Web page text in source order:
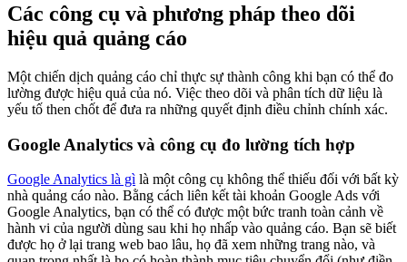
Các công cụ và phương pháp theo dõi
hiệu quả quảng cáo
Một chiến dịch quảng cáo chỉ thực sự thành công khi bạn có thể đo
lường được hiệu quả của nó. Việc theo dõi và phân tích dữ liệu là
yếu tố then chốt để đưa ra những quyết định điều chỉnh chính xác.
Google Analytics và công cụ đo lường tích hợp
Google Analytics là gì là một công cụ không thể thiếu đối với bất kỳ
nhà quảng cáo nào. Bằng cách liên kết tài khoản Google Ads với
Google Analytics, bạn có thể có được một bức tranh toàn cảnh về
hành vi của người dùng sau khi họ nhấp vào quảng cáo. Bạn sẽ biết
được họ ở lại trang web bao lâu, họ đã xem những trang nào, và